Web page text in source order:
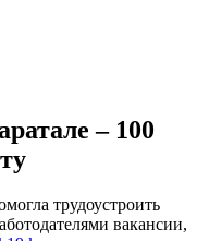
– 100
трудоустроить
вакансии,